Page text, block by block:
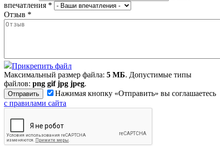
впечатления *
Отзыв *
Прикрепить файл
Максимальный размер файла: 5 МБ. Допустимые типы
файлов: png gif jpg jpeg.
Нажимая кнопку «Отправить» вы соглашаетесь
с правилами сайта